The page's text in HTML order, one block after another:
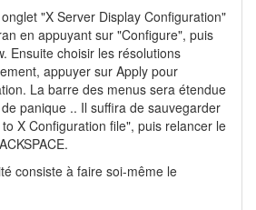
"X Server Display Configuration"
en appuyant sur "Configure", puis
Ensuite choisir les résolutions
appuyer sur Apply pour
La barre des menus sera étendue
panique .. Il suffira de sauvegarder
X Configuration file", puis relancer le
consiste à faire soi-même le